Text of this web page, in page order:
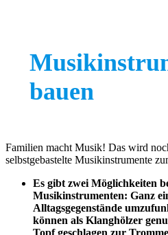
bauen
Familien macht Musik! Das wird
selbstgebastelte Musikinstrumente
Es gibt zwei Möglichkeiten
Musikinstrumenten: Ganz
Alltagsgegenstände
können als Klanghölzer
Topf geschlagen zur